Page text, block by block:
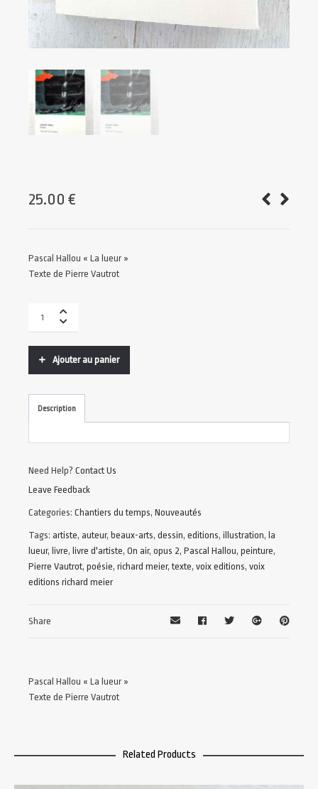
25.00 €
Pascal Hallou « La lueur »
Texte de Pierre Vautrot
Ajouter au panier
Description
Need Help? Contact Us
Leave Feedback
Categories: Chantiers du temps, Nouveautés
Tags: artiste, auteur, beaux-arts, dessin, editions, illustration, la
lueur, livre, livre d'artiste, On air, opus 2, Pascal Hallou, peinture,
Pierre Vautrot, poésie, richard meier,texte, voix editions, voix
editions richard meier
Share
Pascal Hallou « La lueur »
Texte de Pierre Vautrot
Related Products